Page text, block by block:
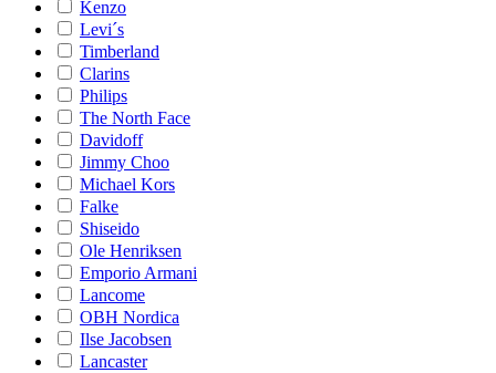
Kenzo
Levi´s
Timberland
Clarins
Philips
The North Face
Davidoff
Jimmy Choo
Michael Kors
Falke
Shiseido
Ole Henriksen
Emporio Armani
Lancome
OBH Nordica
Ilse Jacobsen
Lancaster